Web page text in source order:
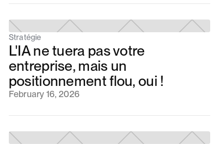
Stratégie
L'IA ne tuera pas votre
entreprise, mais un
positionnement flou, oui !
February 16, 2026